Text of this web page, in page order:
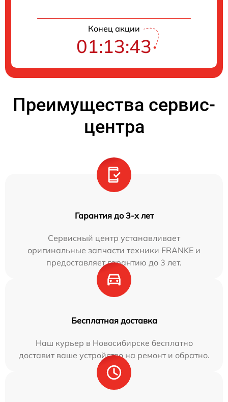
Конец акции
01:13:42
Преимущества сервис-
центра
Гарантия до 3-х лет
Сервисный центр устанавливает
оригинальные запчасти техники FRANKE и
предоставляет гарантию до 3 лет.
Бесплатная доставка
Наш курьер в Новосибирске бесплатно
доставит ваше устройство на ремонт и обратно.